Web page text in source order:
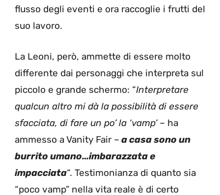
flusso degli eventi e ora raccoglie i frutti del
suo lavoro.
La Leoni, però, ammette di essere molto
differente dai personaggi che interpreta sul
piccolo e grande schermo: “Interpretare
qualcun altro mi dà la possibilità di essere
sfacciata, di fare un po’ la ‘vamp’– ha
ammesso a Vanity Fair – a casa sono un
burrito umano…imbarazzata e
impacciata“. Testimonianza di quanto sia
“poco vamp” nella vita reale è di certo